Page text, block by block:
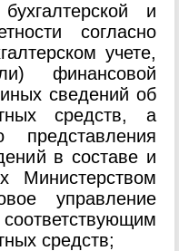
и
согласно
учете,
финансовой
иных сведений об
средств, а
представления
в составе и
Министерством
управление
средств;